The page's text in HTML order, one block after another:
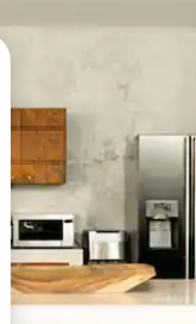
et vers le bas